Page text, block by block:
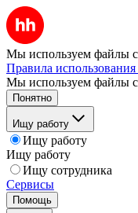
Мы используем файлы
Правила
Мы используем файлы
Понятно
Ищу работу
Ищу работу
Ищу работу
Ищу сотрудника
Сервисы
Помощь